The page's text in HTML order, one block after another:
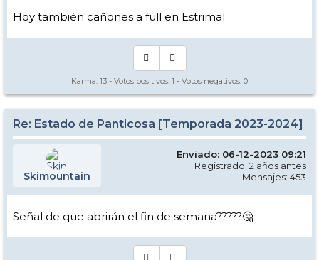
Hoy también cañones a full en Estrimal
Karma: 13 - Votos positivos: 1 - Votos negativos: 0
Re: Estado de Panticosa [Temporada 2023-2024]
Skimountain
Enviado: 06-12-2023 09:21
Registrado: 2 años antes
Mensajes: 453
Señal de que abrirán el fin de semana?????🤔